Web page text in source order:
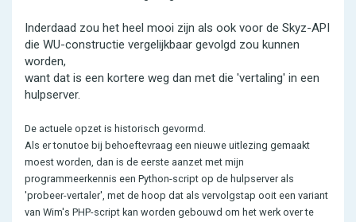
Inderdaad zou het heel mooi zijn als ook voor de Skyz-API
die WU-constructie vergelijkbaar gevolgd zou kunnen
worden,
want dat is een kortere weg dan met die 'vertaling' in een
hulpserver.
De actuele opzet is historisch gevormd.
Als er tonutoe bij behoeftevraag een nieuwe uitlezing gemaakt
moest worden, dan is de eerste aanzet met mijn
programmeerkennis een Python-script op de hulpserver als
'probeer-vertaler', met de hoop dat als vervolgstap ooit een variant
van Wim's PHP-script kan worden gebouwd om het werk over te